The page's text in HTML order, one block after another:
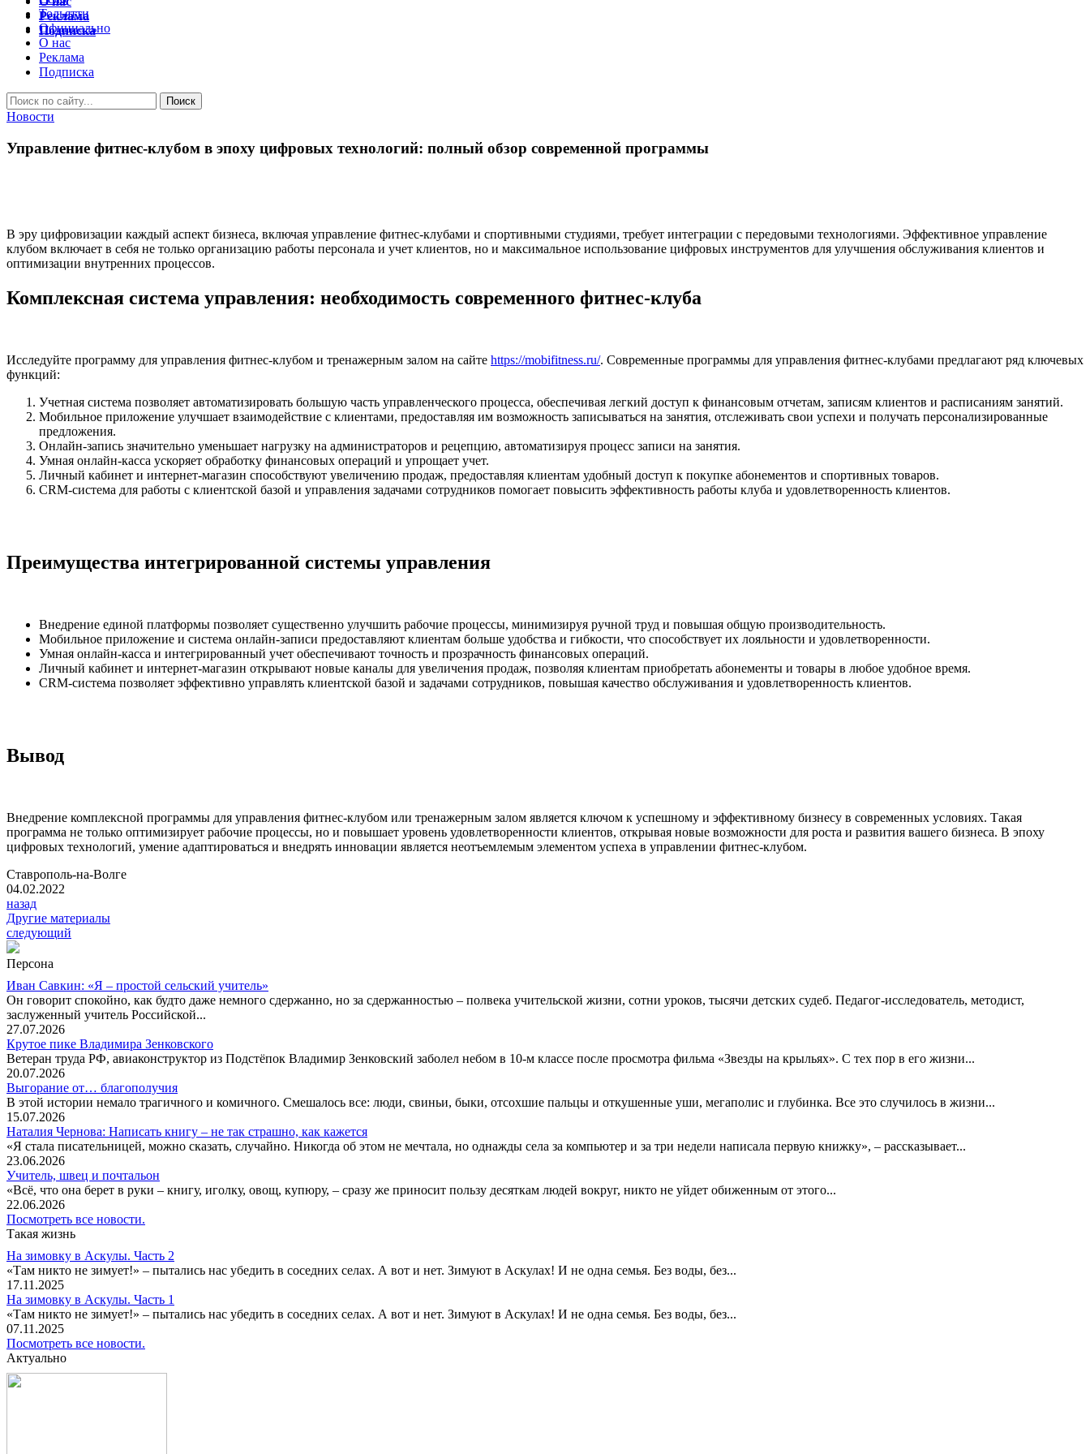
Тольятти
Официально
О нас
Реклама
Подписка
Новости
Управление фитнес-клубом в эпоху цифровых технологий: полный обзор современной программы
В эру цифровизации каждый аспект бизнеса, включая управление фитнес-клубами и спортивными студиями, требует интеграции с передовыми технологиями. Эффективное управление
клубом включает в себя не только организацию работы персонала и учет клиентов, но и максимальное использование цифровых инструментов для улучшения обслуживания клиентов и
оптимизации внутренних процессов.
Комплексная система управления: необходимость современного фитнес-клуба
Исследуйте программу для управления фитнес-клубом и тренажерным залом на сайте https://mobifitness.ru/. Современные программы для управления фитнес-клубами предлагают ряд ключевых
функций:
Учетная система позволяет автоматизировать большую часть управленческого процесса, обеспечивая легкий доступ к финансовым отчетам, записям клиентов и расписаниям занятий.
Мобильное приложение улучшает взаимодействие с клиентами, предоставляя им возможность записываться на занятия, отслеживать свои успехи и получать персонализированные
предложения.
Онлайн-запись значительно уменьшает нагрузку на администраторов и рецепцию, автоматизируя процесс записи на занятия.
Умная онлайн-касса ускоряет обработку финансовых операций и упрощает учет.
Личный кабинет и интернет-магазин способствуют увеличению продаж, предоставляя клиентам удобный доступ к покупке абонементов и спортивных товаров.
CRM-система для работы с клиентской базой и управления задачами сотрудников помогает повысить эффективность работы клуба и удовлетворенность клиентов.
Преимущества интегрированной системы управления
Внедрение единой платформы позволяет существенно улучшить рабочие процессы, минимизируя ручной труд и повышая общую производительность.
Мобильное приложение и система онлайн-записи предоставляют клиентам больше удобства и гибкости, что способствует их лояльности и удовлетворенности.
Умная онлайн-касса и интегрированный учет обеспечивают точность и прозрачность финансовых операций.
Личный кабинет и интернет-магазин открывают новые каналы для увеличения продаж, позволяя клиентам приобретать абонементы и товары в любое удобное время.
CRM-система позволяет эффективно управлять клиентской базой и задачами сотрудников, повышая качество обслуживания и удовлетворенность клиентов.
Вывод
Внедрение комплексной программы для управления фитнес-клубом или тренажерным залом является ключом к успешному и эффективному бизнесу в современных условиях. Такая
программа не только оптимизирует рабочие процессы, но и повышает уровень удовлетворенности клиентов, открывая новые возможности для роста и развития вашего бизнеса. В эпоху
цифровых технологий, умение адаптироваться и внедрять инновации является неотъемлемым элементом успеха в управлении фитнес-клубом.
Ставрополь-на-Волге
04.02.2022
назад
Другие материалы
следующий
Персона
Иван Савкин: «Я – простой сельский учитель»
Он говорит спокойно, как будто даже немного сдержанно, но за сдержанностью – полвека учительской жизни, сотни уроков, тысячи детских судеб. Педагог-исследователь, методист,
заслуженный учитель Российской...
27.07.2026
Крутое пике Владимира Зенковского
Ветеран труда РФ, авиаконструктор из Подстёпок Владимир Зенковский заболел небом в 10-м классе после просмотра фильма «Звезды на крыльях». С тех пор в его жизни...
20.07.2026
Выгорание от… благополучия
В этой истории немало трагичного и комичного. Смешалось все: люди, свиньи, быки, отсохшие пальцы и откушенные уши, мегаполис и глубинка. Все это случилось в жизни...
15.07.2026
Наталия Чернова: Написать книгу – не так страшно, как кажется
«Я стала писательницей, можно сказать, случайно. Никогда об этом не мечтала, но однажды села за компьютер и за три недели написала первую книжку», – рассказывает...
23.06.2026
Учитель, швец и почтальон
«Всё, что она берет в руки – книгу, иголку, овощ, купюру, – сразу же приносит пользу десяткам людей вокруг, никто не уйдет обиженным от этого...
22.06.2026
Посмотреть все новости.
Такая жизнь
На зимовку в Аскулы. Часть 2
«Там никто не зимует!» – пытались нас убедить в соседних селах. А вот и нет. Зимуют в Аскулах! И не одна семья. Без воды, без...
17.11.2025
На зимовку в Аскулы. Часть 1
«Там никто не зимует!» – пытались нас убедить в соседних селах. А вот и нет. Зимуют в Аскулах! И не одна семья. Без воды, без...
07.11.2025
Посмотреть все новости.
Актуально
Реклама
Подписка